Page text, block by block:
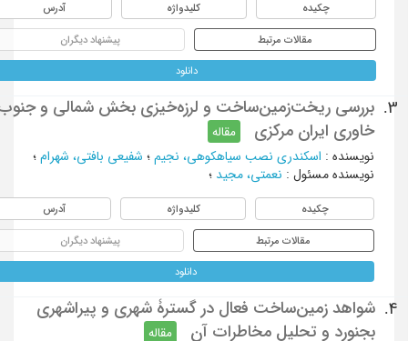
چکیده کلیدواژه آدرس
مقالات مرتبط پیشنهاد دیگران
دانلود
3.
بررسی ریخت‌زمین‌ساخت و لرزه‌خیزی بخش شمالی و جنوب
خاوری ایران مرکزی
مقاله
نویسنده: اسکندری نصب سیاهکوهی، نجیم؛ شفیعی بافتی، شهرام؛
نویسنده مسئول : نعمتی، مجید؛
چکیده کلیدواژه آدرس
مقالات مرتبط پیشنهاد دیگران
دانلود
4.
شواهد زمین‌ساخت فعال در گسترۀ شهری و پیراشهری
بجنورد و تحلیل مخاطرات آن
مقاله